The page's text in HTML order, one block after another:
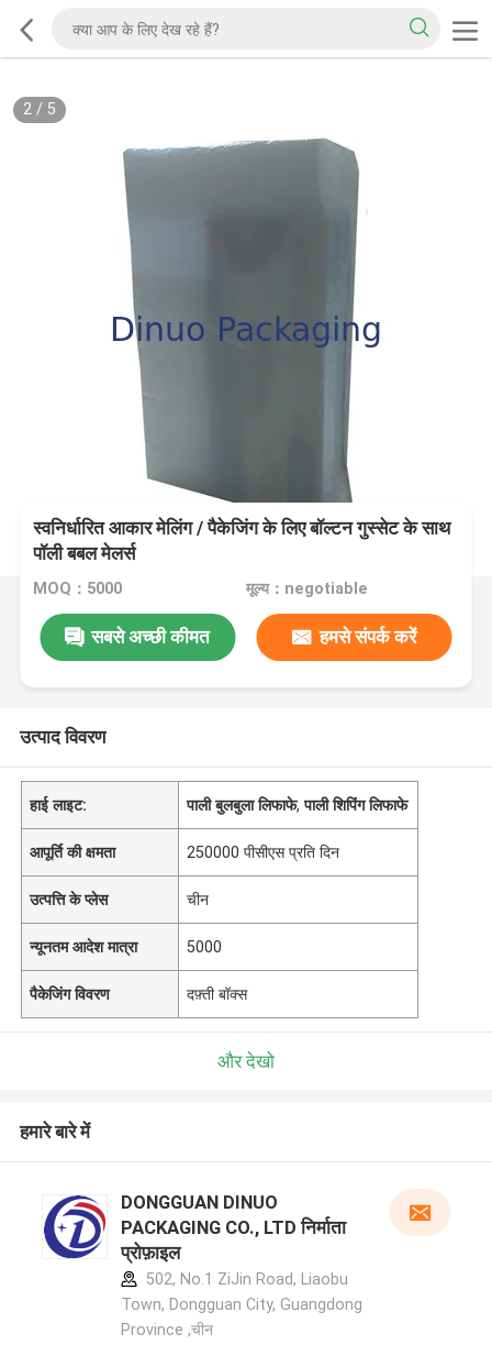
2/ 5
स्वनिर्धारित आकार मेलिंग / पैकेजिंग के लिए बॉल्टन गुस्सेट के साथ
पॉली बबल मेलर्स
MOQ：5000 मूल्य：negotiable
सबसे अच्छी कीमत हमसे संपर्क करें
उत्पाद विवरण
हाई लाइट: पाली बुलबुला लिफाफे,पाली शिपिंग लिफाफे
आपूर्ति की क्षमता 250000 पीसीएस प्रति दिन
उत्पत्ति के प्लेस चीन
न्यूनतम आदेश मात्रा 5000
पैकेजिंग विवरण दफ़्ती बॉक्स
और देखो
हमारे बारे में
DONGGUAN DINUO
PACKAGING CO., LTD निर्माता
प्रोफ़ाइल
502, No.1 ZiJin Road, Liaobu
Town, Dongguan City, Guangdong
Province ,चीन